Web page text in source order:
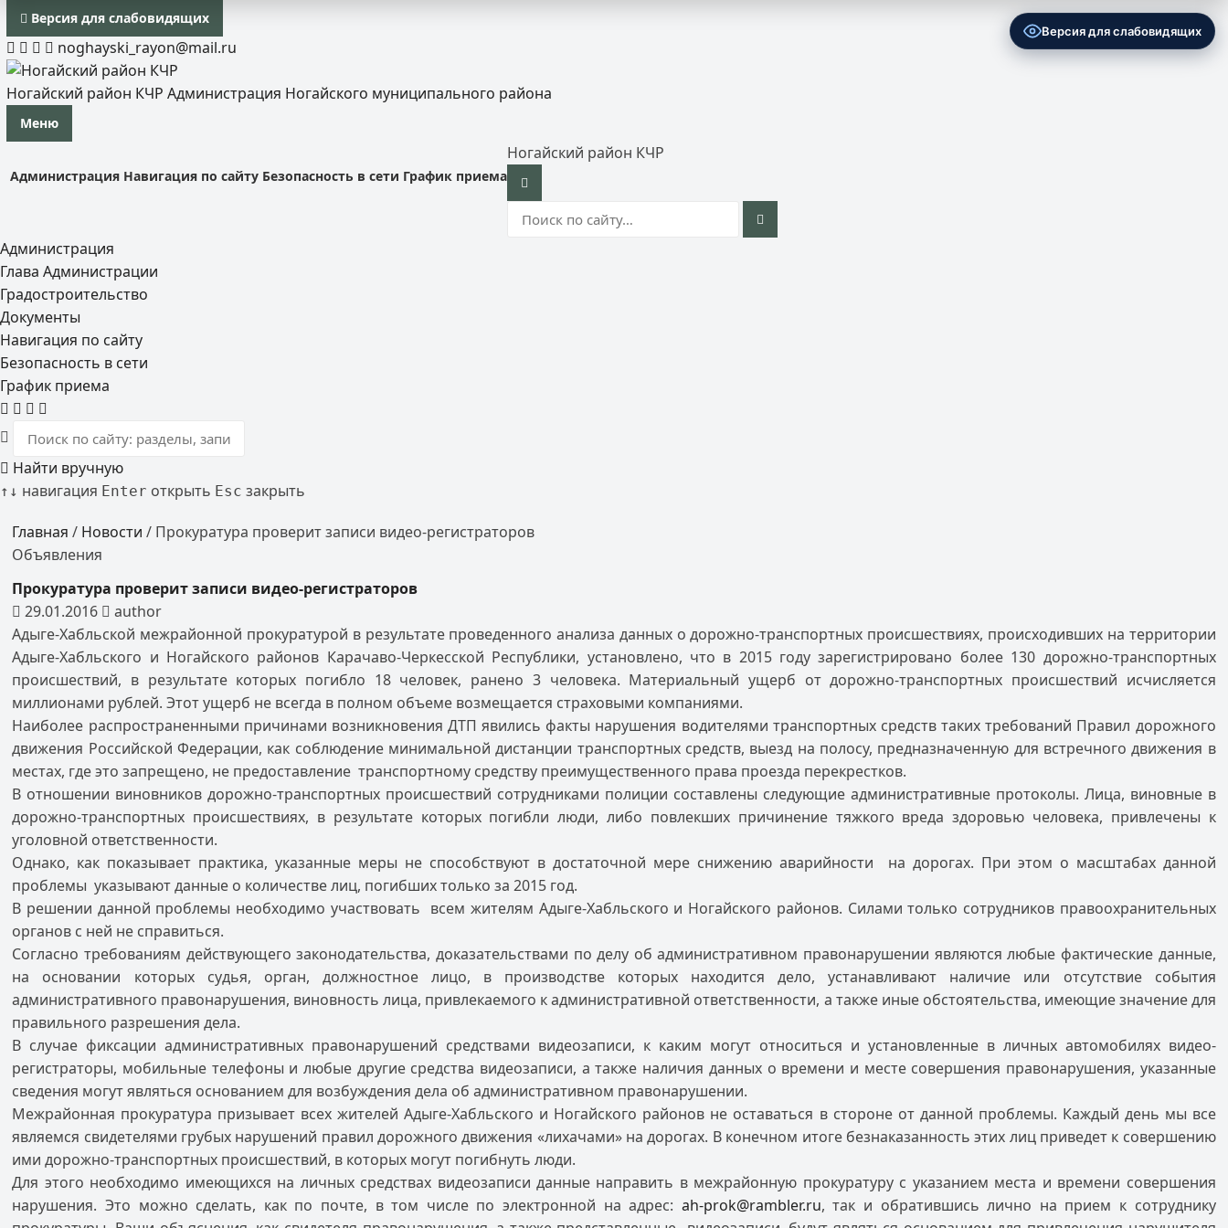
Версия для слабовидящих
noghayski_rayon@mail.ru
Ногайский район КЧР Администрация Ногайского муниципального района
Меню
Администрация Навигация по сайту Безопасность в сети График приема
Ногайский район КЧР
Администрация
Глава Администрации
Градостроительство
Документы
Навигация по сайту
Безопасность в сети
График приема
Найти вручную
↑ ↓ навигация Enter открыть Esc закрыть
Главная / Новости / Прокуратура проверит записи видео-регистраторов
Объявления
Прокуратура проверит записи видео-регистраторов
29.01.2016
author
Адыге-Хабльской межрайонной прокуратурой в результате проведенного анализа данных о дорожно-транспортных происшествиях, происходивших на территории
Адыге-Хабльского и Ногайского районов Карачаво-Черкесской Республики, установлено, что в 2015 году зарегистрировано более 130 дорожно-транспортных
происшествий, в результате которых погибло 18 человек, ранено 3 человека. Материальный ущерб от дорожно-транспортных происшествий исчисляется
миллионами рублей. Этот ущерб не всегда в полном объеме возмещается страховыми компаниями.
Наиболее распространенными причинами возникновения ДТП явились факты нарушения водителями транспортных средств таких требований Правил дорожного
движения Российской Федерации, как соблюдение минимальной дистанции транспортных средств, выезд на полосу, предназначенную для встречного движения в
местах, где это запрещено, не предоставление транспортному средству преимущественного права проезда перекрестков.
В отношении виновников дорожно-транспортных происшествий сотрудниками полиции составлены следующие административные протоколы. Лица, виновные в
дорожно-транспортных происшествиях, в результате которых погибли люди, либо повлекших причинение тяжкого вреда здоровью человека, привлечены к
уголовной ответственности.
Однако, как показывает практика, указанные меры не способствуют в достаточной мере снижению аварийности на дорогах. При этом о масштабах данной
проблемы указывают данные о количестве лиц, погибших только за 2015 год.
В решении данной проблемы необходимо участвовать всем жителям Адыге-Хабльского и Ногайского районов. Силами только сотрудников правоохранительных
органов с ней не справиться.
Согласно требованиям действующего законодательства, доказательствами по делу об административном правонарушении являются любые фактические данные,
на основании которых судья, орган, должностное лицо, в производстве которых находится дело, устанавливают наличие или отсутствие события
административного правонарушения, виновность лица, привлекаемого к административной ответственности, а также иные обстоятельства, имеющие значение для
правильного разрешения дела.
В случае фиксации административных правонарушений средствами видеозаписи, к каким могут относиться и установленные в личных автомобилях видео-
регистраторы, мобильные телефоны и любые другие средства видеозаписи, а также наличия данных о времени и месте совершения правонарушения, указанные
сведения могут являться основанием для возбуждения дела об административном правонарушении.
Межрайонная прокуратура призывает всех жителей Адыге-Хабльского и Ногайского районов не оставаться в стороне от данной проблемы. Каждый день мы все
являемся свидетелями грубых нарушений правил дорожного движения «лихачами» на дорогах. В конечном итоге безнаказанность этих лиц приведет к совершению
ими дорожно-транспортных происшествий, в которых могут погибнуть люди.
Для этого необходимо имеющихся на личных средствах видеозаписи данные направить в межрайонную прокуратуру с указанием места и времени совершения
нарушения. Это можно сделать, как по почте, в том числе по электронной на адрес: ah-prok@rambler.ru, так и обратившись лично на прием к сотруднику
Версия для слабовидящих